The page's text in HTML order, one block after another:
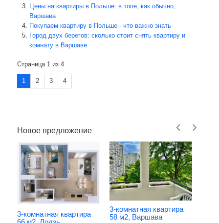
Цены на квартиры в Польше: в топе, как обычно,
Варшава
Покупаем квартиру в Польше - что важно знать
Город двух берегов: сколько стоит снять квартиру и
комнату в Варшаве
Страница 1 из 4
1 2 3 4
Новое предложение
3-комнатная квартира
3-комнатная квартира
58 м2, Варшава